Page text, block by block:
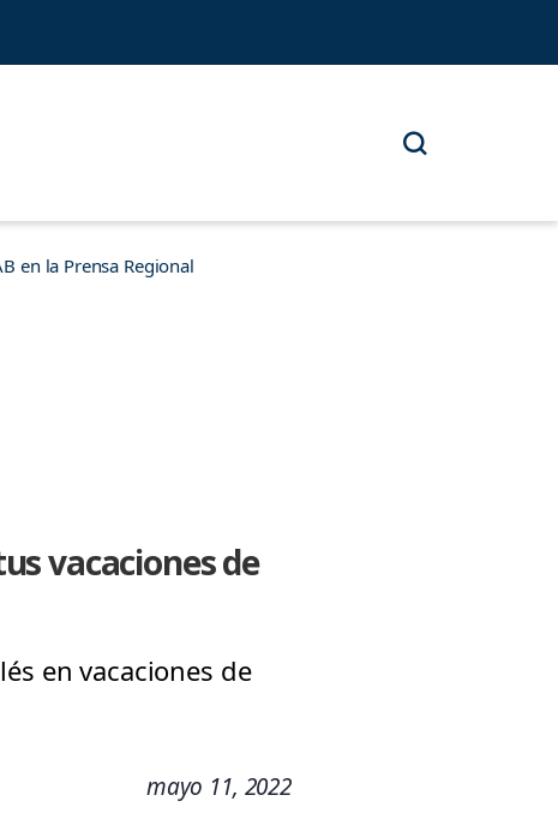
en la Prensa Regional
vacaciones de
en vacaciones de
mayo 11, 2022